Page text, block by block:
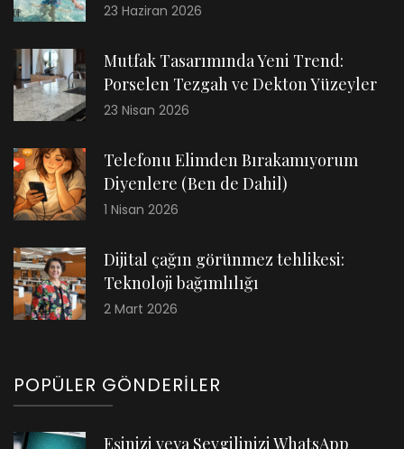
23 Haziran 2026
Mutfak Tasarımında Yeni Trend:
Porselen Tezgah ve Dekton Yüzeyler
23 Nisan 2026
Telefonu Elimden Bırakamıyorum
Diyenlere (Ben de Dahil)
1 Nisan 2026
Dijital çağın görünmez tehlikesi:
Teknoloji bağımlılığı
2 Mart 2026
POPÜLER GÖNDERILER
Eşinizi veya Sevgilinizi WhatsApp